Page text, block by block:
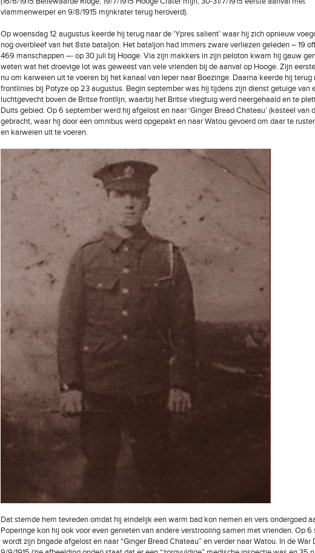
vlammenwerper en 9/8/1915 mijnkrater terug heroverd).
Op woensdag 12 augustus keerde hij terug naar de ‘Ypres salient’ waar hij zich opnieuw
nog overbleef van het 8ste bataljon. Het bataljon had immers zware verliezen geleden – 19
469 manschappen –- op 30 juli bij Hooge. Via zijn makkers in zijn peloton kwam hij gauw
weten wat het droevige lot was geweest van vele vrienden bij de aanval op Hooge. Zijn
nu om karweien uit te voeren bij het kanaal van Ieper naar Boezinge. Daarna keerde hij terug
frontlinies bij Potyze op 23 augustus. Begin september was hij tijdens zijn dienst getuige van
luchtgevecht boven de Britse frontlijn, waarbij het Britse vliegtuig werd neergehaald en te
Duits gebied. Op 6 september werd hij afgelost en naar ‘Ginger Bread Chateau’ (kasteel van
gebracht, waar hij door een omnibus werd opgepakt en naar Watou gevoerd om daar te
en karweien uit te voeren.
Dat stemde hem tevreden omdat hij eindelijk een warm bad kon nemen en vers ondergoed
Poperinge kon hij ook voor even genieten van andere verstrooiing samen met vrienden. Op 6
wordt zijn brigade afgelost en naar “Ginger Bread Chateau” en verder naar Watou. In de War